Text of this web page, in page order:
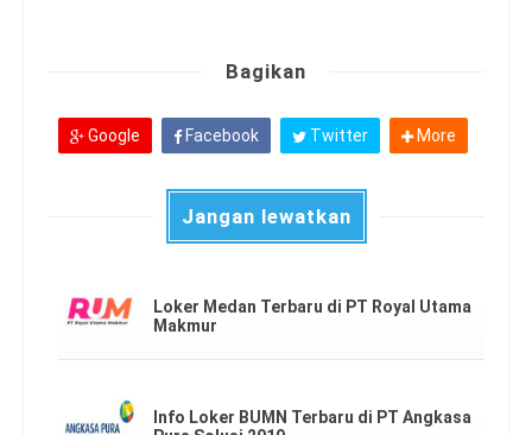
Bagikan
Google Facebook Twitter More
Jangan lewatkan
Loker Medan Terbaru di PT Royal Utama
Makmur
Info Loker BUMN Terbaru di PT Angkasa